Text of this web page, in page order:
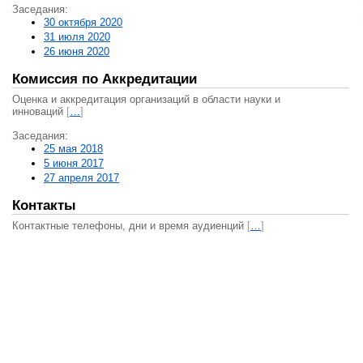
Заседания:
30 октября 2020
31 июля 2020
26 июня 2020
Комиссия по Аккредитации
Оценка и аккредитация организаций в области науки и
инноваций […]
Заседания:
25 мая 2018
5 июня 2017
27 апреля 2017
Контакты
Контактные телефоны, дни и время аудиенций […]